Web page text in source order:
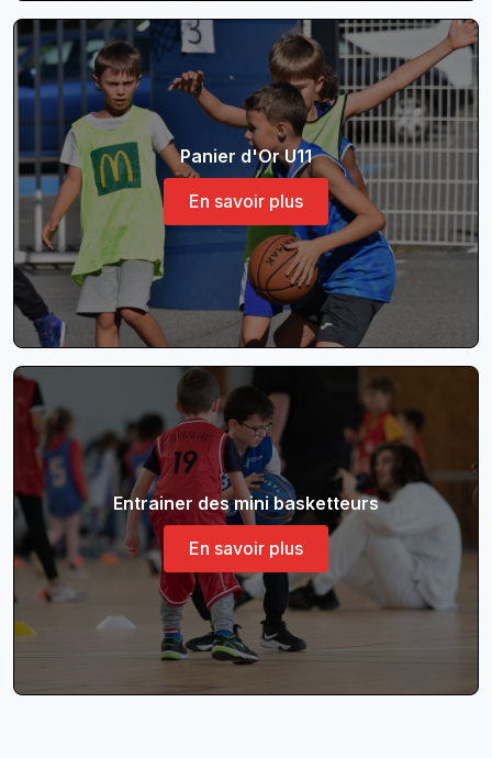
Panier d'Or U11
En savoir plus
Entrainer des mini basketteurs
En savoir plus